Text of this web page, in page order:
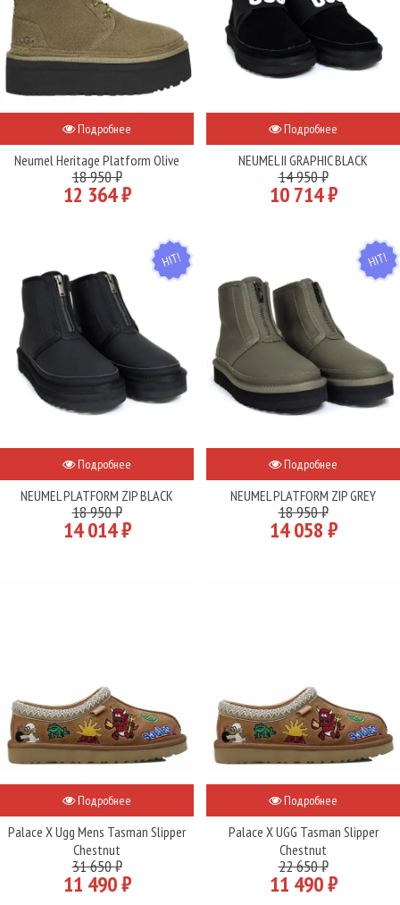
Подробнее
Neumel Heritage Platform Olive
18 950 ₽
12 364 ₽
Подробнее
NEUMEL II GRAPHIC BLACK
14 950 ₽
10 714 ₽
HIT
Подробнее
NEUMEL PLATFORM ZIP BLACK
18 950 ₽
14 014 ₽
HIT
Подробнее
NEUMEL PLATFORM ZIP GREY
18 950 ₽
14 058 ₽
Подробнее
Palace X Ugg Mens Tasman Slipper
Chestnut
31 650 ₽
11 490 ₽
Подробнее
Palace X UGG Tasman Slipper
Chestnut
22 650 ₽
11 490 ₽